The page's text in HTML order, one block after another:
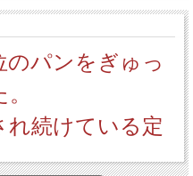
のパンをぎゅっ
れ続けている定